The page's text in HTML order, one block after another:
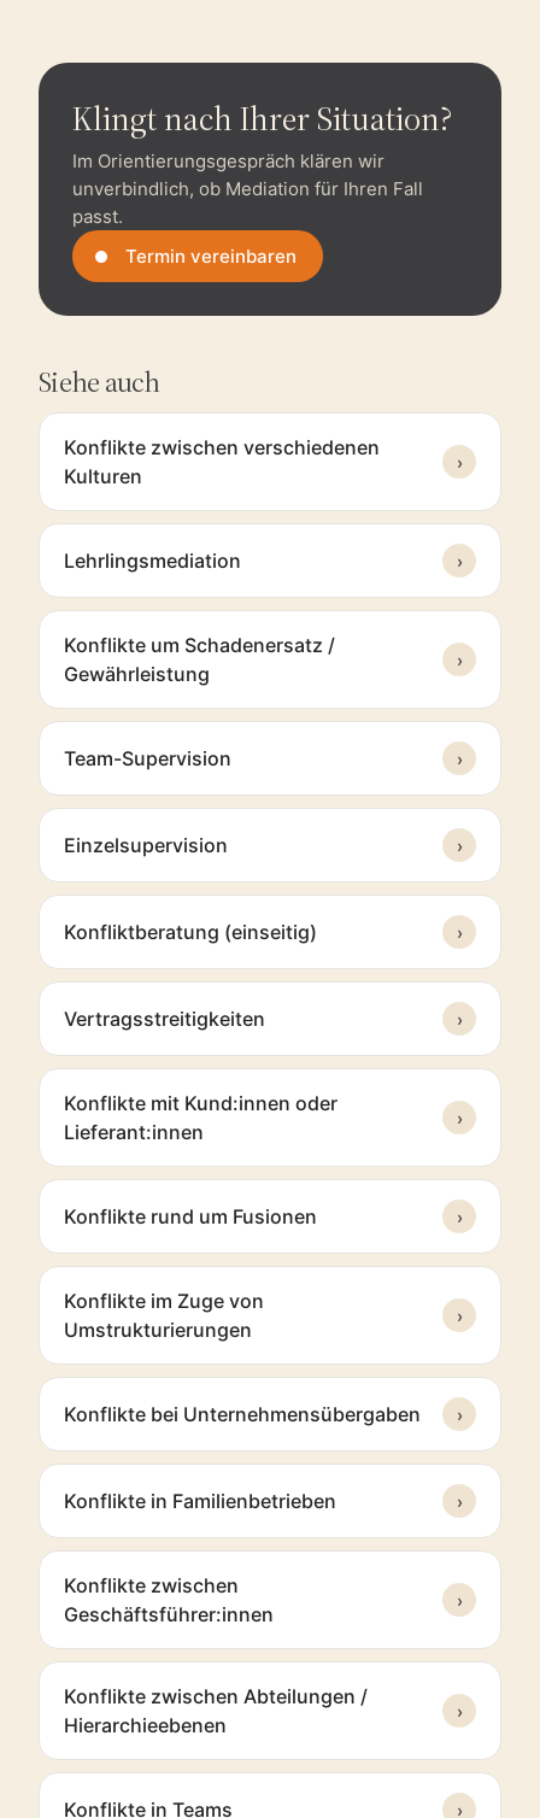
Klingt nach Ihrer Situation?
Im Orientierungsgespräch klären wir
unverbindlich, ob Mediation für Ihren Fall
passt.
Termin vereinbaren
Siehe auch
Konflikte zwischen verschiedenen
Kulturen
›
Lehrlingsmediation ›
Konflikte um Schadenersatz /
Gewährleistung
›
Team-Supervision ›
Einzelsupervision ›
Konfliktberatung (einseitig) ›
Vertragsstreitigkeiten ›
Konflikte mit Kund:innen oder
Lieferant:innen
›
Konflikte rund um Fusionen ›
Konflikte im Zuge von
Umstrukturierungen
›
Konflikte bei Unternehmensübergaben ›
Konflikte in Familienbetrieben ›
Konflikte zwischen
Geschäftsführer:innen
›
Konflikte zwischen Abteilungen /
Hierarchieebenen
›
Konflikte in Teams ›